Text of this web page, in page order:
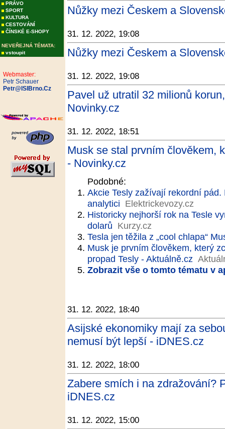
PRÁVO
SPORT
KULTURA
CESTOVÁNÍ
ČÍNSKÉ E-SHOPY
NEVEŘEJNÁ TÉMATA:
vstoupit
Webmaster:
Petr Schauer
Petr@ISIBrno.Cz
Nůžky mezi Českem a
31. 12. 2022, 19:08
Nůžky mezi Českem a
31. 12. 2022, 19:08
Pavel už utratil 32 milionů
Novinky.cz
31. 12. 2022, 18:51
Musk se stal prvním člověkem,
- Novinky.cz
Podobné:
Akcie Tesly zažívají rekordní
analytici Elektrickevozy.cz
Historicky nejhorší rok na Tesle
dolarů Kurzy.cz
Tesla jen těžila z „cool chlapa“
Musk je prvním člověkem, který
propad Tesly - Aktuálně.cz
Zobrazit vše o tomto tématu v
31. 12. 2022, 18:40
Asijské ekonomiky mají za
nemusí být lepší - iDNES.cz
31. 12. 2022, 18:00
Zabere smích i na zdražování?
iDNES.cz
31. 12. 2022, 15:00